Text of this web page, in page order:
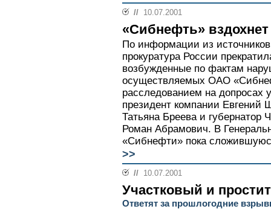
// 10.07.2001
«Сибнефть»
По информации из
прокуратура России
возбужденные по фактам
осуществляемых ОАО
расследованием на допросах
президент компании Евгений
Татьяна Бреева и губернатор
Роман Абрамович. В
«Сибнефти» пока
>>
// 10.07.2001
Участковый и
Ответят за прошлогодние